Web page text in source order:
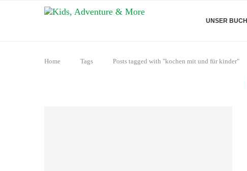
UNSER BUCH
Home Tags Posts tagged with "kochen mit und für kinder"